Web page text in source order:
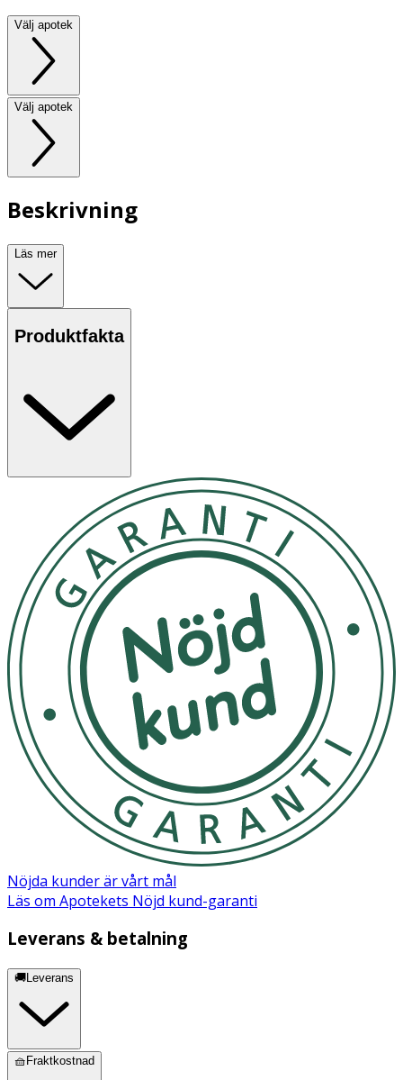
Välj apotek
Välj apotek
Beskrivning
Läs mer
Produktfakta
Nöjda kunder är vårt mål
Läs om Apotekets Nöjd kund-garanti
Leverans & betalning
🚚Leverans
🧺Fraktkostnad